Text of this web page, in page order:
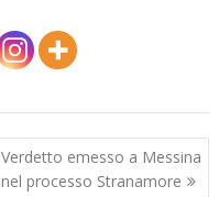
Verdetto emesso a Messina
nel processo Stranamore